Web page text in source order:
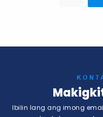
Ibilin lang ang imong